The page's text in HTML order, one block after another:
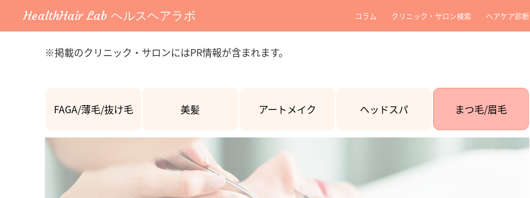
HealthHair Lab ヘルスヘアラボ コラム クリニック・サロン検索 ヘアケア診断
※掲載のクリニック・サロンにはPR情報が含まれます。
FAGA/薄毛/抜け毛 美髪 アートメイク ヘッドスパ まつ毛/眉毛